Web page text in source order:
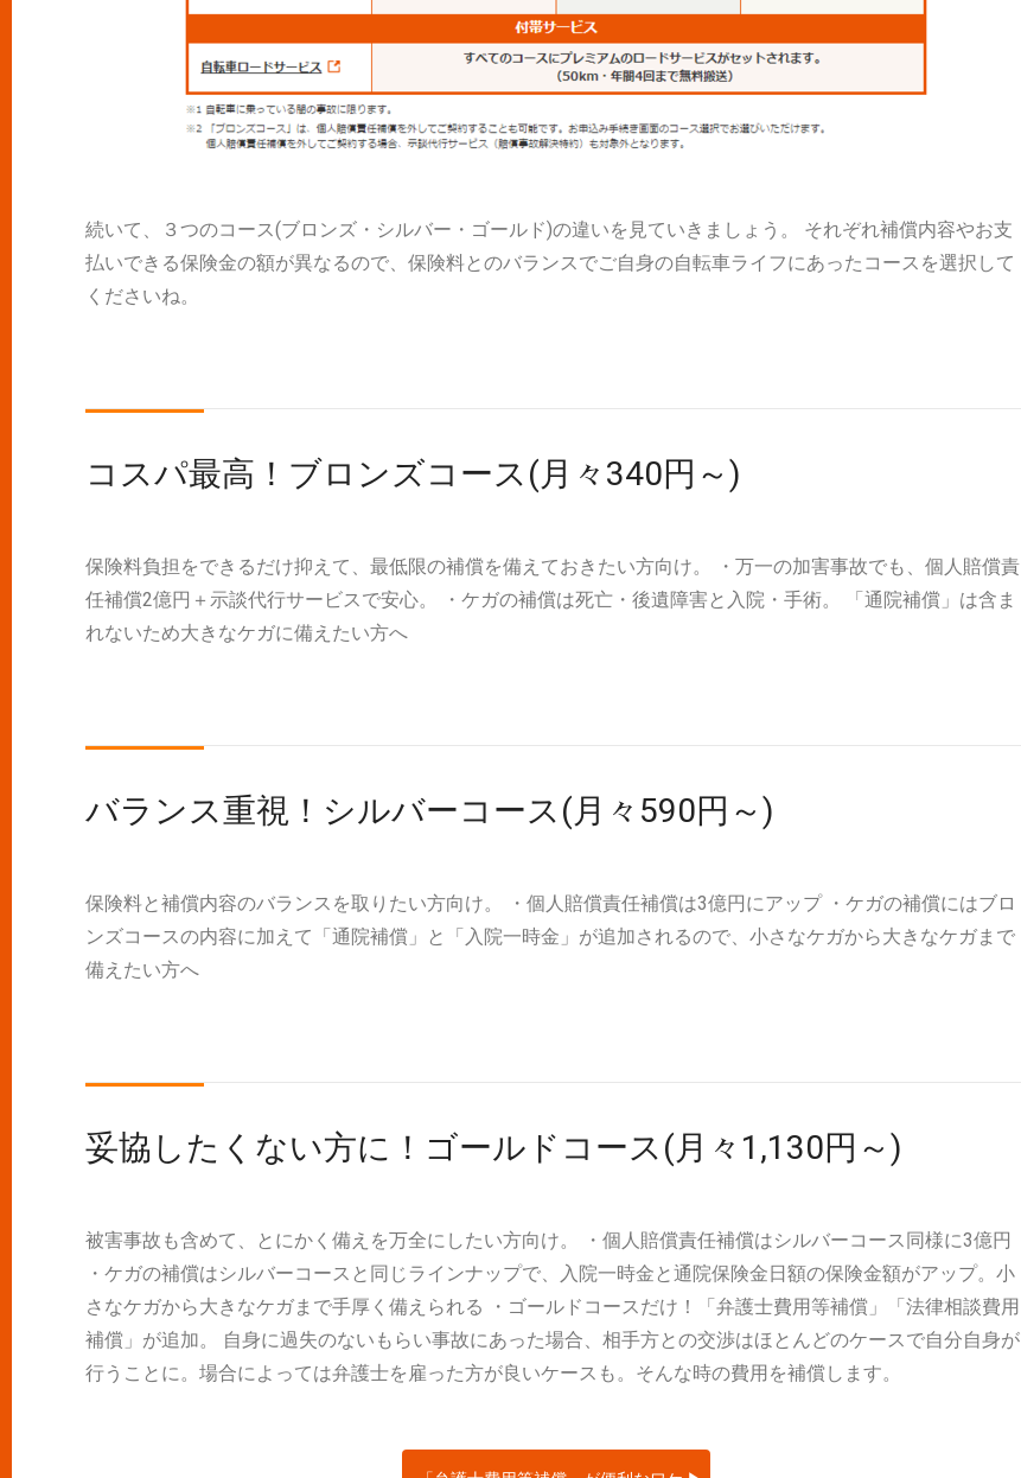
続いて、３つのコース(ブロンズ・シルバー・ゴールド)の違いを見ていきましょう。 それぞれ補償内容やお支
払いできる保険金の額が異なるので、保険料とのバランスでご自身の自転車ライフにあったコースを選択して
くださいね。
コスパ最高！ブロンズコース(月々340円～)
保険料負担をできるだけ抑えて、最低限の補償を備えておきたい方向け。 ・万一の加害事故でも、個人賠償責
任補償2億円＋示談代行サービスで安心。 ・ケガの補償は死亡・後遺障害と入院・手術。 「通院補償」は含ま
れないため大きなケガに備えたい方へ
バランス重視！シルバーコース(月々590円～)
保険料と補償内容のバランスを取りたい方向け。 ・個人賠償責任補償は3億円にアップ ・ケガの補償にはブロ
ンズコースの内容に加えて「通院補償」と「入院一時金」が追加されるので、小さなケガから大きなケガまで
備えたい方へ
妥協したくない方に！ゴールドコース(月々1,130円～)
被害事故も含めて、とにかく備えを万全にしたい方向け。 ・個人賠償責任補償はシルバーコース同様に3億円
・ケガの補償はシルバーコースと同じラインナップで、入院一時金と通院保険金日額の保険金額がアップ。小
さなケガから大きなケガまで手厚く備えられる ・ゴールドコースだけ！「弁護士費用等補償」「法律相談費用
補償」が追加。 自身に過失のないもらい事故にあった場合、相手方との交渉はほとんどのケースで自分自身が
行うことに。場合によっては弁護士を雇った方が良いケースも。そんな時の費用を補償します。